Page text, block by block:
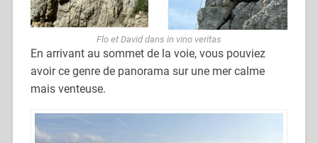
Flo et David dans in vino veritas
En arrivant au sommet de la voie, vous pouviez
avoir ce genre de panorama sur une mer calme
mais venteuse.